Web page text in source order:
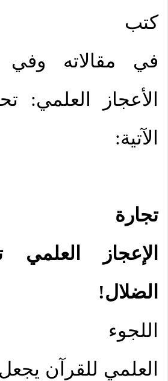
كتب
في مقالاته وفي
الأعجاز العلمي:
الآتية:
تجارة
الإعجاز العلمي
الضلال!
اللجوء
العلمي للقرآن